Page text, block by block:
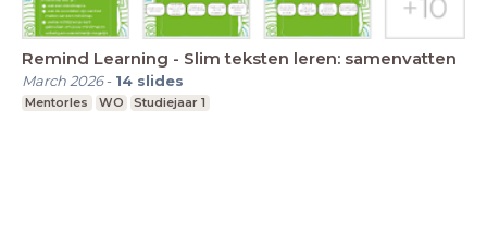
Remind Learning - Slim teksten leren: samenvatten
March 2026- 14 slides
Mentorles WO Studiejaar 1